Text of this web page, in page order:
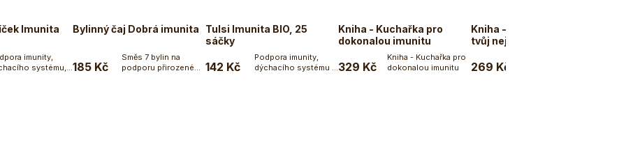
Imunita
Do košíku
imunity,
systému,
Bylinný čaj Dobrá imunita
185 Kč Do košíku
Směs 7 bylin na
podporu přirozené
Tulsi Imunita BIO, 25
sáčky
142 Kč Do košíku
Podpora imunity,
dýchacího systému s
Kniha - Kuchařka pro
dokonalou imunitu
329 Kč Do košíku
Kniha - Kuchařka pro
dokonalou imunitu
Kniha - Tvoje imunita je
tvůj nejlepší lékař
269 Kč